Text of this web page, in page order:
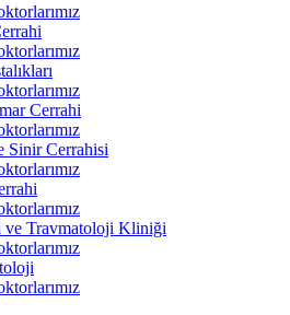
Cerrahi
Sinir Cerrahisi
ve Travmatoloji Kliniği